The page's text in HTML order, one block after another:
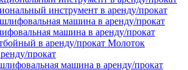
инструмент в аренду/прокат
машина в аренду/прокат
Молоток
прокат